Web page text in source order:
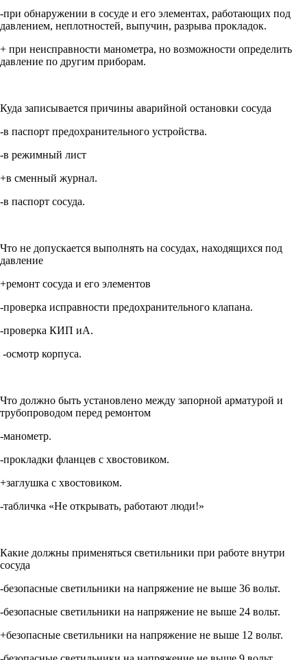
-при обнаружении в сосуде и его элементах, работающих под
давлением, неплотностей, выпучин, разрыва прокладок.
+ при неисправности манометра, но возможности определить
давление по другим приборам.
Куда записывается причины аварийной остановки сосуда
-в паспорт предохранительного устройства.
-в режимный лист
+в сменный журнал.
-в паспорт сосуда.
Что не допускается выполнять на сосудах, находящихся под
давление
+ремонт сосуда и его элементов
-проверка исправности предохранительного клапана.
-проверка КИП иА.
-осмотр корпуса.
Что должно быть установлено между запорной арматурой и
трубопроводом перед ремонтом
-манометр.
-прокладки фланцев с хвостовиком.
+заглушка с хвостовиком.
-табличка «Не открывать, работают люди!»
Какие должны применяться светильники при работе внутри
сосуда
-безопасные светильники на напряжение не выше 36 вольт.
-безопасные светильники на напряжение не выше 24 вольт.
+безопасные светильники на напряжение не выше 12 вольт.